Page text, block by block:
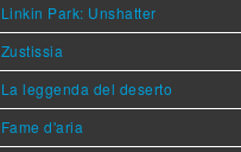
Linkin Park: Unshatter
Zustissia
La leggenda del deserto
Fame d'aria